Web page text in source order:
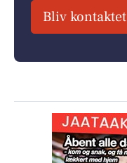
Bliv kontaktet